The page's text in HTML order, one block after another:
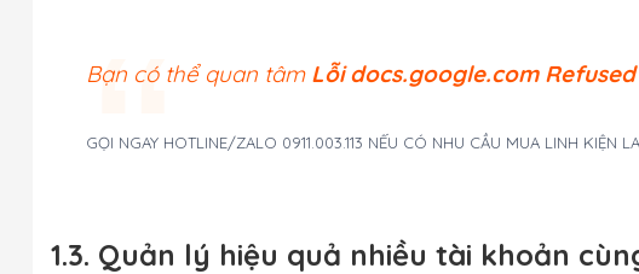
Bạn có thể quan tâm Lỗi docs.google.com
GỌI NGAY HOTLINE/ZALO 0911.003.113 NẾU CÓ NHU CẦU MUA LINH KIỆN
1.3. Quản lý hiệu quả nhiều tài khoản